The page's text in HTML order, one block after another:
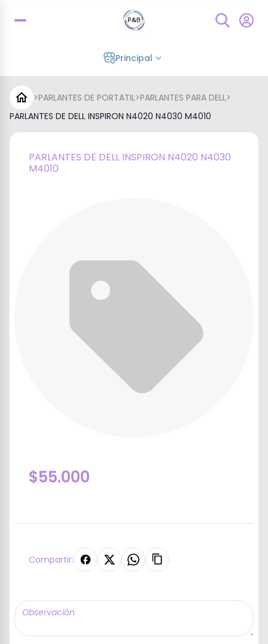
Principal
>PARLANTES DE PORTATIL>PARLANTES PARA DELL>
PARLANTES DE DELL INSPIRON N4020 N4030 M4010
PARLANTES DE DELL INSPIRON N4020 N4030
M4010
$55.000
Compartir: